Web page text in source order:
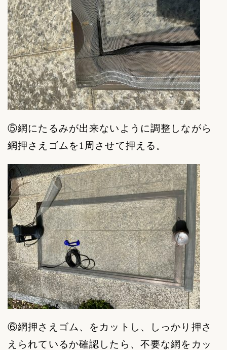
⑤網にたるみが出来ないように調整しながら
網押さえゴムを1 周させて押える。
⑥網押さえゴム、をカットし、しっかり押さ
えられているか確認したら、不要な網をカッ